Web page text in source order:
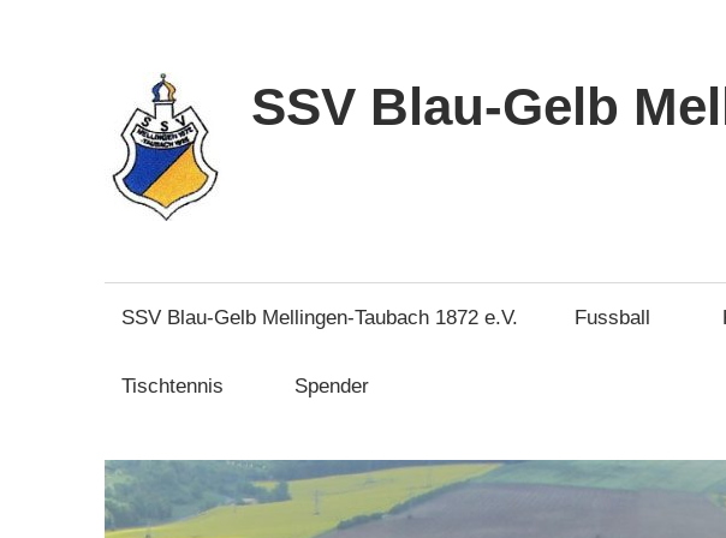
springen
SSV Blau-Gelb
SSV Blau-Gelb Mellingen-Taubach 1872 e.V. Fussball
Tischtennis Spender